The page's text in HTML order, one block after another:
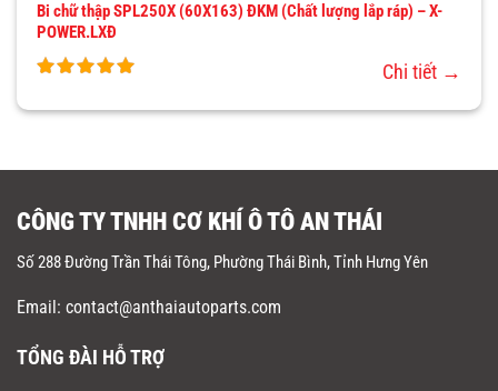
Bi chữ thập SPL250X (60X163) ĐKM (Chất lượng lắp ráp) – X-
POWER.LXĐ
Chi tiết →
CÔNG TY TNHH CƠ KHÍ Ô TÔ AN THÁI
Số 288 Đường Trần Thái Tông, Phường Thái Bình, Tỉnh Hưng Yên
Email: contact@anthaiautoparts.com
TỔNG ĐÀI HỖ TRỢ